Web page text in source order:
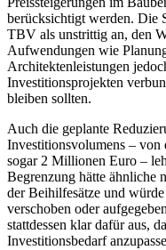
berücksichtigt werden. Die
TBV als unstrittig an, den
Aufwendungen wie
Architektenleistungen
Investitionsprojekten
bleiben sollten.
Auch die geplante
Investitionsvolumens –
sogar 2 Millionen Euro –
Begrenzung hätte ähnliche
der Beihilfesätze und
verschoben oder
stattdessen klar dafür aus,
Investitionsbedarf